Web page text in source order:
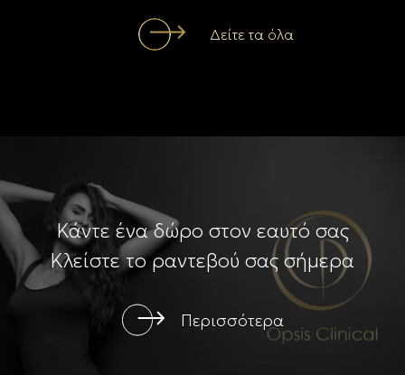
Δείτε τα όλα
Κάντε ένα δώρο στον εαυτό σας
Κλείστε το ραντεβού σας σήμερα
Περισσότερα